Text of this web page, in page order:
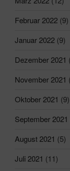
Februar 2022 (9)
Januar 2022 (9)
Dezember 2021
November 2021
Oktober 2021 (9)
September 2021
August 2021 (5)
Juli 2021 (11)